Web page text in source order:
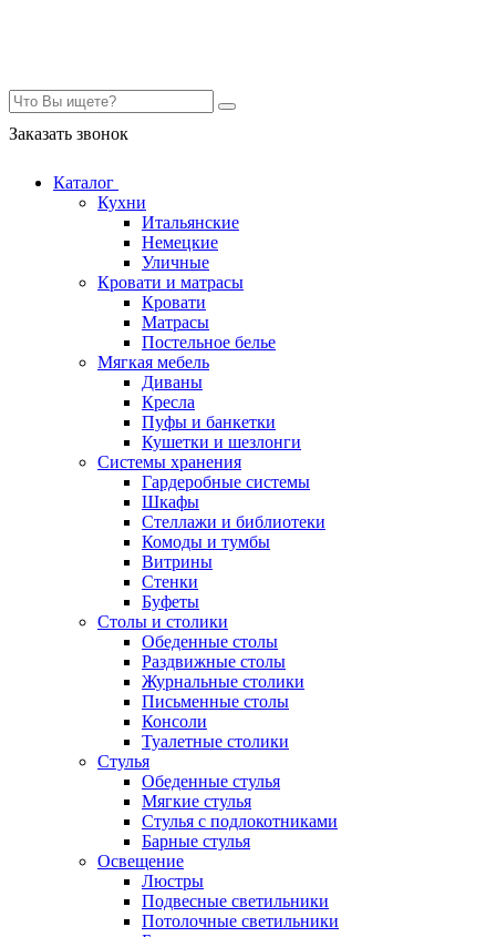
Заказать звонок
Каталог
Кухни
Итальянские
Немецкие
Уличные
Кровати и матрасы
Кровати
Матрасы
Постельное белье
Мягкая мебель
Диваны
Кресла
Пуфы и банкетки
Кушетки и шезлонги
Системы хранения
Гардеробные системы
Шкафы
Стеллажи и библиотеки
Комоды и тумбы
Витрины
Стенки
Буфеты
Столы и столики
Обеденные столы
Раздвижные столы
Журнальные столики
Письменные столы
Консоли
Туалетные столики
Стулья
Обеденные стулья
Мягкие стулья
Стулья с подлокотниками
Барные стулья
Освещение
Люстры
Подвесные светильники
Потолочные светильники